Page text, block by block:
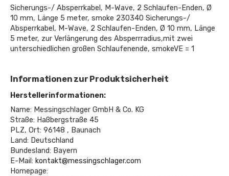
Sicherungs-/ Absperrkabel, M-Wave, 2 Schlaufen-Enden, Ø
10 mm, Länge 5 meter, smoke 230340 Sicherungs-/
Absperrkabel, M-Wave, 2 Schlaufen-Enden, Ø 10 mm, Länge
5 meter, zur Verlängerung des Absperrradius,mit zwei
unterschiedlichen großen Schlaufenende, smokeVE = 1
Informationen zur Produktsicherheit
Herstellerinformationen:
Name: Messingschlager GmbH & Co. KG
Straße: Haßbergstraße 45
PLZ, Ort: 96148 , Baunach
Land: Deutschland
Bundesland: Bayern
E-Mail: kontakt@messingschlager.com
Homepage: